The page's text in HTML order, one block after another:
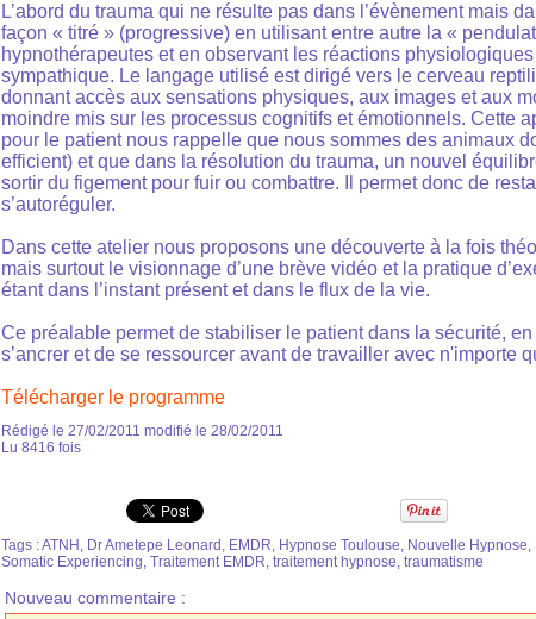
L’abord du trauma qui ne résulte pas dans l’évènement mais
façon « titré » (progressive) en utilisant entre autre la «
hypnothérapeutes et en observant les réactions
sympathique. Le langage utilisé est dirigé vers le cerveau
donnant accès aux sensations physiques, aux images et aux
moindre mis sur les processus cognitifs et émotionnels. Cette
pour le patient nous rappelle que nous sommes des animaux
efficient) et que dans la résolution du trauma, un nouvel
sortir du figement pour fuir ou combattre. Il permet donc de
s’autoréguler.
Dans cette atelier nous proposons une découverte à la fois
mais surtout le visionnage d’une brève vidéo et la pratique
étant dans l’instant présent et dans le flux de la vie.
Ce préalable permet de stabiliser le patient dans la sécurité,
s’ancrer et de se ressourcer avant de travailler avec n'importe
Télécharger le programme
Rédigé le 27/02/2011 modifié le 28/02/2011
Lu 8416 fois
Tags :ATNH , Dr Ametepe Leonard , EMDR, Hypnose Toulouse, Nouvelle Hypnose,
Somatic Experiencing, Traitement EMDR, traitement hypnose, traumatisme
Nouveau commentaire :